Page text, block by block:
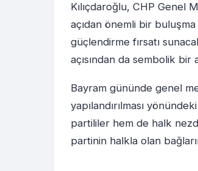
Kılıçdaroğlu, CHP Genel
açıdan önemli bir
güçlendirme fırsatı
açısından da sembolik bir
Bayram gününde genel
yapılandırılması
partililer hem de halk
partinin halkla olan